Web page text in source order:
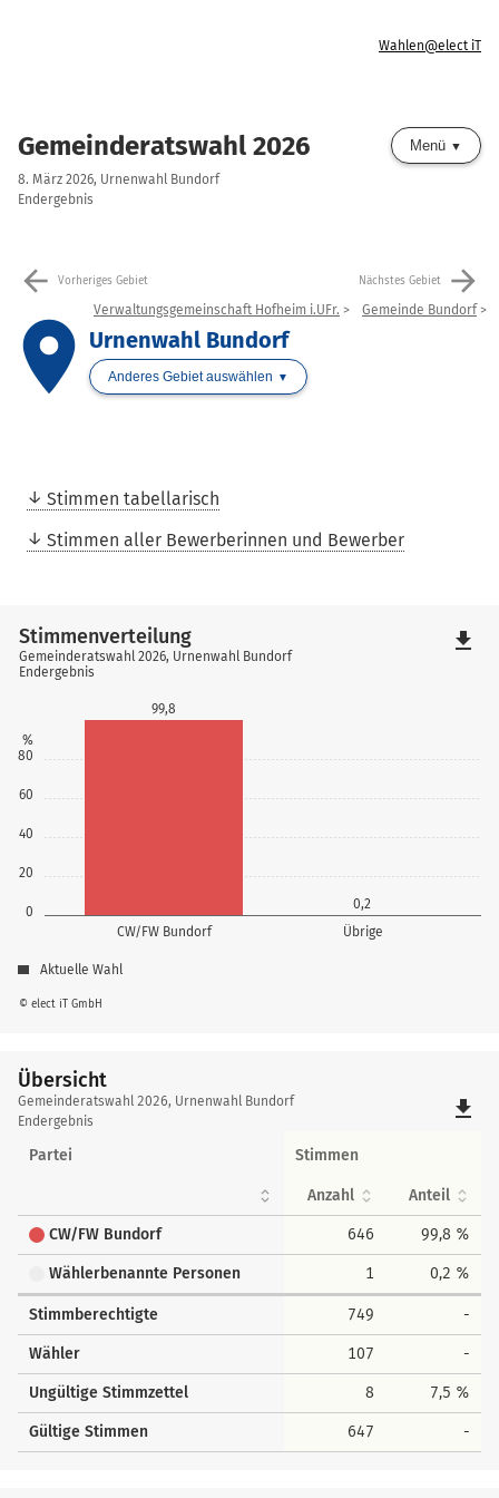
Wahlen@elect iT
Gemeinderatswahl 2026
8. März 2026, Urnenwahl Bundorf
Endergebnis
Menü
arrow_back Vorheriges Gebiet Nächstes Gebiet arrow_forward
place
Verwaltungsgemeinschaft Hofheim i.UFr. Gemeinde Bundorf
Urnenwahl Bundorf
Anderes Gebiet auswählen
Stimmen tabellarisch
Stimmen aller Bewerberinnen und Bewerber
0
20
40
60
80
%
CW/FW Bundorf Übrige
99,8
0,2
© elect iT GmbH
Stimmenverteilung
Gemeinderatswahl 2026, Urnenwahl Bundorf
Endergebnis
Aktuelle Wahl
file_download
Übersicht
Übersicht
Gemeinderatswahl 2026, Urnenwahl Bundorf
Endergebnis
file_download
Partei Stimmen
Anzahl Anteil
CW/FW Bundorf 646 99,8 %
Wählerbenannte Personen 1 0,2 %
Stimmberechtigte 749 -
Wähler 107 -
Ungültige Stimmzettel 8 7,5 %
Gültige Stimmen 647 -